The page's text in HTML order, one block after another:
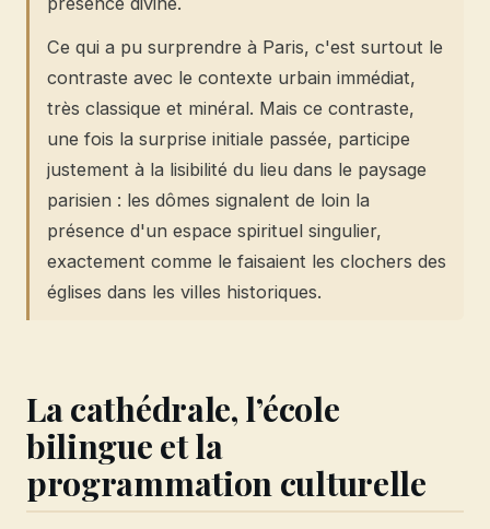
Ce qui a pu surprendre à Paris, c'est surtout le
contraste avec le contexte urbain immédiat,
très classique et minéral. Mais ce contraste,
une fois la surprise initiale passée, participe
justement à la lisibilité du lieu dans le paysage
parisien : les dômes signalent de loin la
présence d'un espace spirituel singulier,
exactement comme le faisaient les clochers des
églises dans les villes historiques.
La cathédrale, l’école
bilingue et la
programmation culturelle